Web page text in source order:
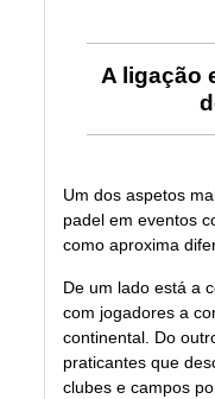
A ligação
Um dos aspetos
padel em eventos
como aproxima
De um lado está a
com jogadores a
continental. Do
praticantes que
clubes e campos